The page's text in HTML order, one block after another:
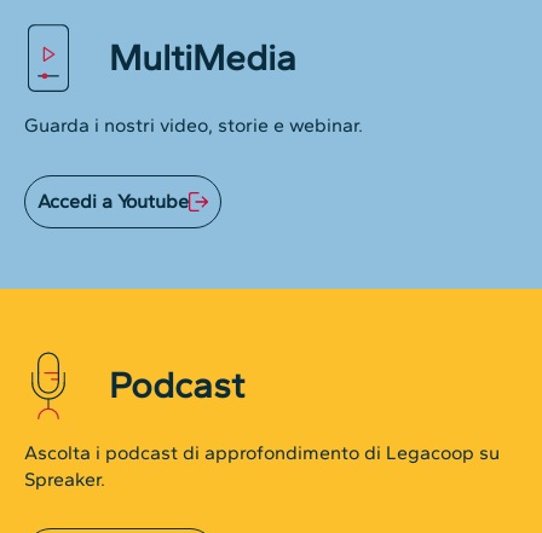
MultiMedia
Guarda i nostri video, storie e webinar.
Accedi a Youtube
Podcast
Ascolta i podcast di approfondimento di Legacoop su
Spreaker.